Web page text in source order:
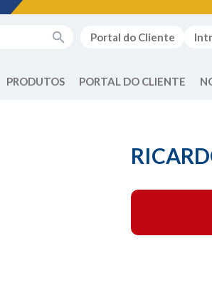
Portal do Cliente
PRODUTOS PORTAL DO CLIENTE